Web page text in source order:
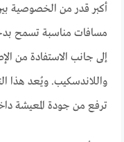
أكبر قدر من الخصوصية
مسافات مناسبة تسمح
إلى جانب الاستفادة من
واللاندسكيب. ويُعد هذا
ترفع من جودة المعيشة